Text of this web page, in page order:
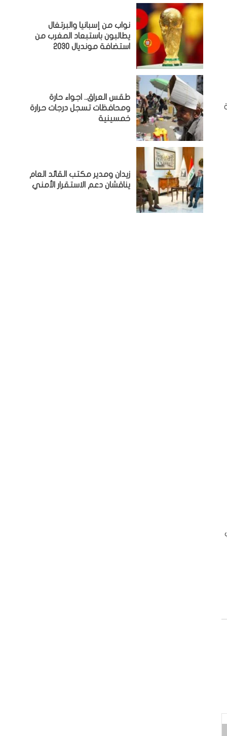
نواب من إسبانيا والبرتغال
يطالبون باستبعاد المغرب من
استضافة مونديال 2030
طقس العراق.. اجواء حارة
ومحافظات تسجل درجات حرارة
خمسينية
زيدان ومدير مكتب القائد العام
يناقشان دعم الاستقرار الأمني